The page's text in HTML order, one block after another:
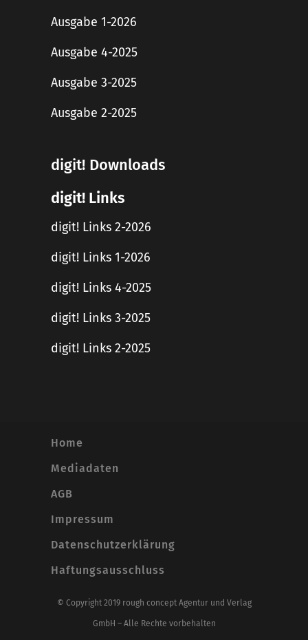
Ausgabe 1-2026
Ausgabe 4-2025
Ausgabe 3-2025
Ausgabe 2-2025
digit! Downloads
digit! Links
digit! Links 2-2026
digit! Links 1-2026
digit! Links 4-2025
digit! Links 3-2025
digit! Links 2-2025
Home
Mediadaten
AGB
Impressum
Datenschutzerklärung
Haftungsausschluss
© Copyright 2019 rough concept Agentur und Verlag
GmbH – Alle Rechte vorbehalten